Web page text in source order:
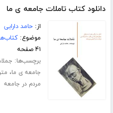
دانلود کتاب تاملات جامعه ی ما
از:حامد دارابی
موضوع:
۴۱ صفحه
برچسب‌ها:
جامعه ی ما،
مردم در جامعه